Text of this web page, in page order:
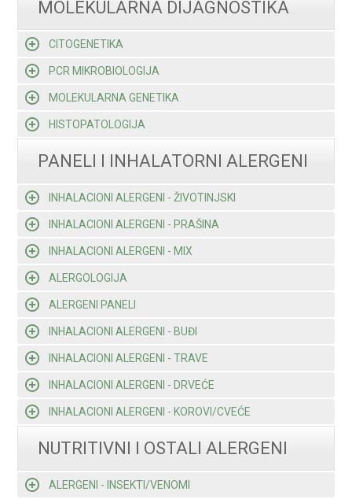
MOLEKULARNA DIJAGNOSTIKA
CITOGENETIKA
PCR MIKROBIOLOGIJA
MOLEKULARNA GENETIKA
HISTOPATOLOGIJA
PANELI I INHALATORNI ALERGENI
INHALACIONI ALERGENI - ŽIVOTINJSKI
INHALACIONI ALERGENI - PRAŠINA
INHALACIONI ALERGENI - MIX
ALERGOLOGIJA
ALERGENI PANELI
INHALACIONI ALERGENI - BUĐI
INHALACIONI ALERGENI - TRAVE
INHALACIONI ALERGENI - DRVEĆE
INHALACIONI ALERGENI - KOROVI/CVEĆE
NUTRITIVNI I OSTALI ALERGENI
ALERGENI - INSEKTI/VENOMI